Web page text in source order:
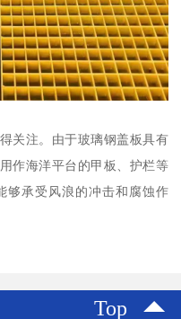
关注。由于玻璃钢盖板具有
作海洋平台的甲板、护栏等
够承受风浪的冲击和腐蚀作
Top